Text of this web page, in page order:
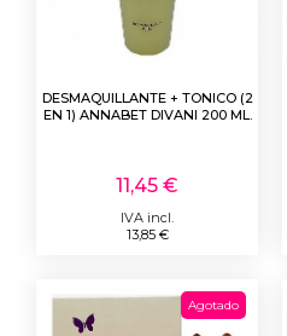
DESMAQUILLANTE + TONICO (2
EN 1) ANNABET DIVANI 200 ML.
11,45 €
IVA incl.
13,85 €
Agotado